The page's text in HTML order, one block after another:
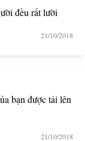
đều rất lười
21/10/2018
bạn được tải lên
21/10/2018